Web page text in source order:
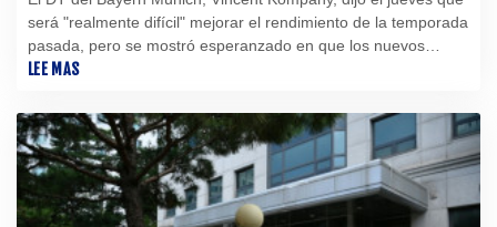
será "realmente difícil" mejorar el rendimiento de la temporada
pasada, pero se mostró esperanzado en que los nuevos
fichajes puedan impulsar al gigante alemán hacia su primer
LEE MAS